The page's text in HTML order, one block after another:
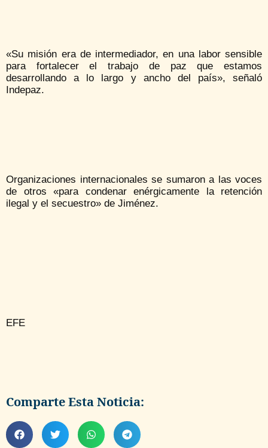
«Su misión era de intermediador, en una labor sensible
para fortalecer el trabajo de paz que estamos
desarrollando a lo largo y ancho del país», señaló
Indepaz.
Organizaciones internacionales se sumaron a las voces
de otros «para condenar enérgicamente la retención
ilegal y el secuestro» de Jiménez.
EFE
Comparte Esta Noticia: